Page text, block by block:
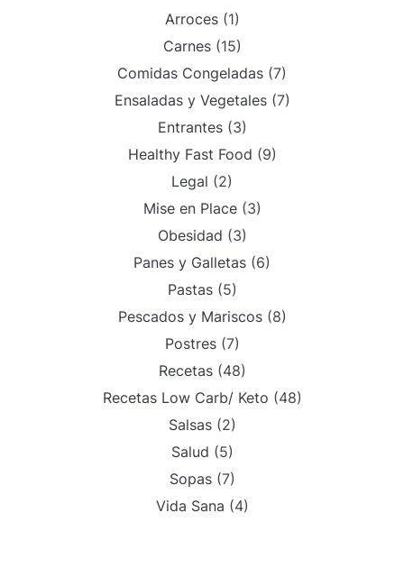
Arroces(1)
Carnes(15)
Comidas Congeladas (7)
Ensaladas y Vegetales(7)
Entrantes(3)
Healthy Fast Food (9)
Legal (2)
Mise en Place(3)
Obesidad (3)
Panes y Galletas (6)
Pastas(5)
Pescados y Mariscos(8)
Postres(7)
Recetas(48)
Recetas Low Carb/ Keto (48)
Salsas(2)
Salud (5)
Sopas(7)
Vida Sana (4)